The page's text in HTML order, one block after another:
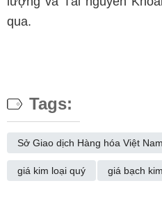
qua.
Tags:
Sở Giao dịch Hàng hóa Việt Nam
giá kim loại quý giá bạch kim